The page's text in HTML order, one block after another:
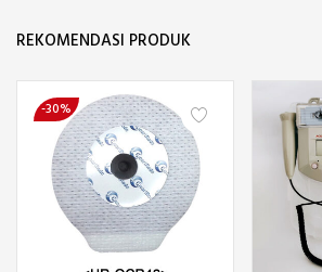
REKOMENDASI PRODUK
-30%